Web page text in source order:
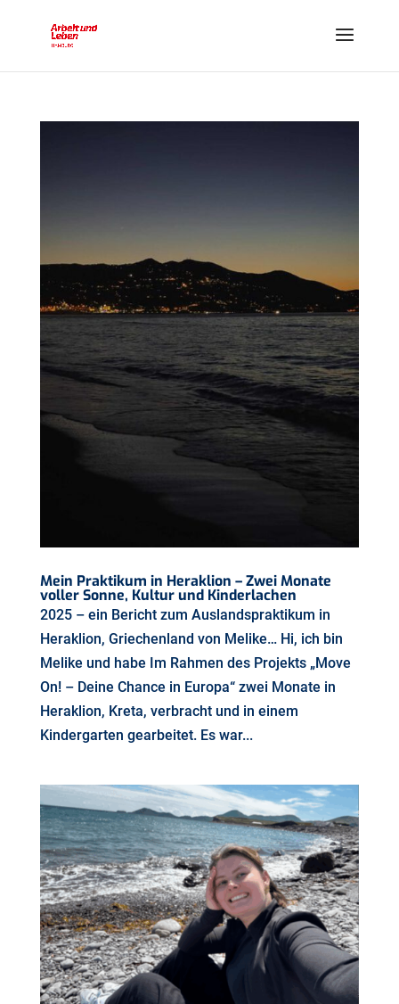
Mein Praktikum in Heraklion – Zwei Monate
voller Sonne, Kultur und Kinderlachen
2025 – ein Bericht zum Auslandspraktikum in
Heraklion, Griechenland von Melike… Hi, ich bin
Melike und habe Im Rahmen des Projekts „Move
On! – Deine Chance in Europa“ zwei Monate in
Heraklion, Kreta, verbracht und in einem
Kindergarten gearbeitet. Es war...